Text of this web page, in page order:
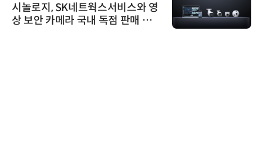
시놀로지, SK네트웍스서비스와 영
상 보안 카메라 국내 독점 판매 파